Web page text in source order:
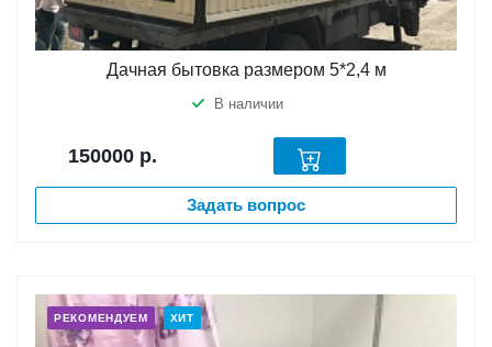
Дачная бытовка размером 5*2,4 м
В наличии
150000 р.
Задать вопрос
РЕКОМЕНДУЕМ ХИТ